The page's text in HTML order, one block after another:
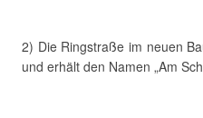
2) Die Ringstraße im neuen
und erhält den Namen „Am